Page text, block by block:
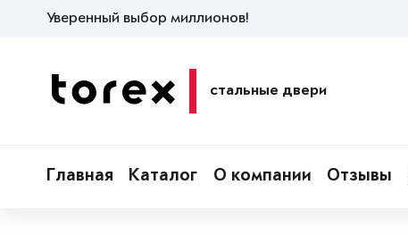
Уверенный выбор миллионов!
стальные двери
Главная Каталог О компании Отзывы